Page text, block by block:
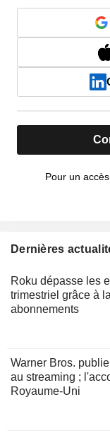
Pour un accès
Dernières
Roku dépasse les
trimestriel grâce à
abonnements
Warner Bros.
au streaming ;
Royaume-Uni